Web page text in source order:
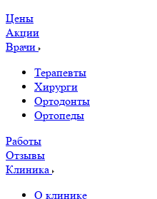
Цены
Акции
Врачи
Терапевты
Хирурги
Ортодонты
Ортопеды
Работы
Отзывы
Клиника
О клинике